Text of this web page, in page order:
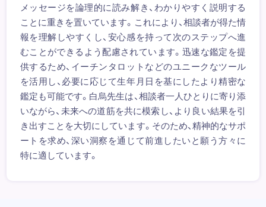
メッセージを論理的に読み解き、わかりやすく説明する
ことに重きを置いています。これにより、相談者が得た情
報を理解しやすくし、安心感を持って次のステップへ進
むことができるよう配慮されています。迅速な鑑定を提
供するため、イーチンタロットなどのユニークなツール
を活用し、必要に応じて生年月日を基にしたより精密な
鑑定も可能です。白烏先生は、相談者一人ひとりに寄り添
いながら、未来への道筋を共に模索し、より良い結果を引
き出すことを大切にしています。そのため、精神的なサポ
ートを求め、深い洞察を通じて前進したいと願う方々に
特に適しています。